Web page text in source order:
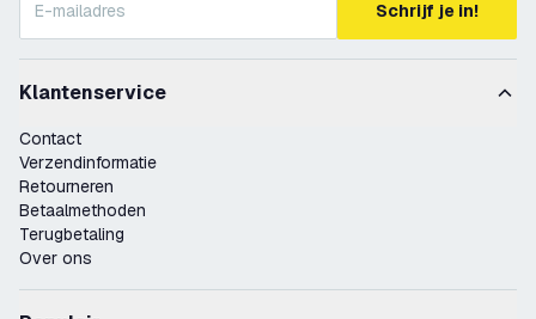
Schrijf je in!
Klantenservice
Contact
Verzendinformatie
Retourneren
Betaalmethoden
Terugbetaling
Over ons